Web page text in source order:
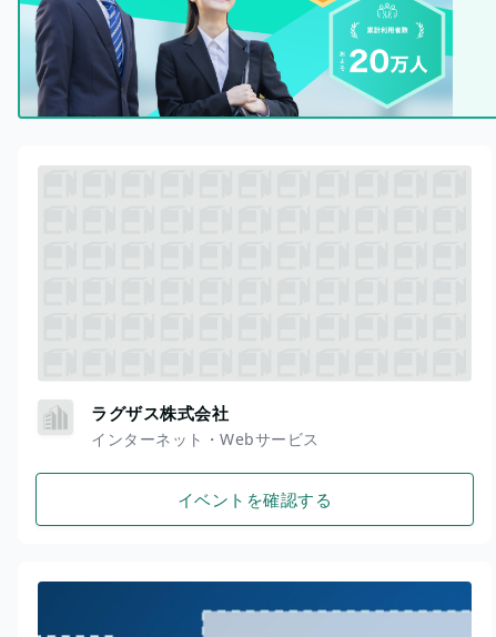
ラグザス株式会社
インターネット・Webサービス
イベントを確認する